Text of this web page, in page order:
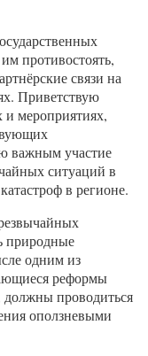
противостоять,
связи на
Приветствую
мероприятиях,
важным участие
ситуаций в
в регионе.
природные
одним из
реформы
проводиться
оползневыми